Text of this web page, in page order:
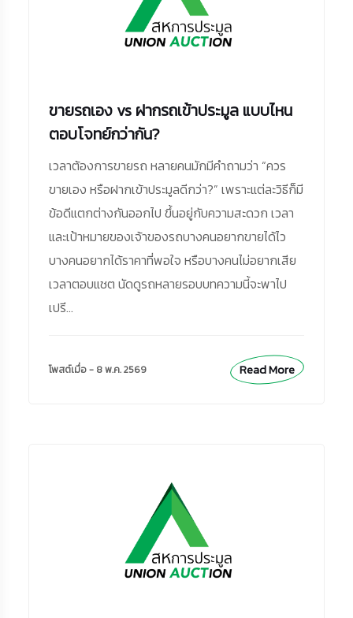
ขายรถเอง vs ฝากรถเข้าประมูล แบบไหน
ตอบโจทย์กว่ากัน?
เวลาต้องการขายรถ หลายคนมักมีคำถามว่า “ควร
ขายเอง หรือฝากเข้าประมูลดีกว่า?” เพราะแต่ละวิธีก็มี
ข้อดีแตกต่างกันออกไป ขึ้นอยู่กับความสะดวก เวลา
และเป้าหมายของเจ้าของรถบางคนอยากขายได้ไว
บางคนอยากได้ราคาที่พอใจ หรือบางคนไม่อยากเสีย
เวลาตอบแชต นัดดูรถหลายรอบบทความนี้จะพาไป
เปรี...
โพสต์เมื่อ - 8 พ.ค. 2569 Read More